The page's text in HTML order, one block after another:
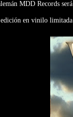
MDD Records
edición en vinilo